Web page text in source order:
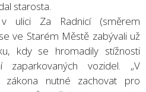
starosta.
v ulici Za Radnicí (směrem
ve Starém Městě zabývali už
kdy se hromadily stížnosti
zaparkovaných vozidel. „V
nutné zachovat pro